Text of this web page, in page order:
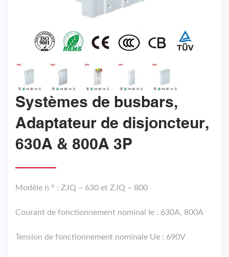
Systèmes de busbars,
Adaptateur de disjoncteur,
630A & 800A 3P
Modèle n ° : ZJQ – 630 et ZJQ – 800
Courant de fonctionnement nominal Ie : 630A, 800A
Tension de fonctionnement nominale Ue : 690V